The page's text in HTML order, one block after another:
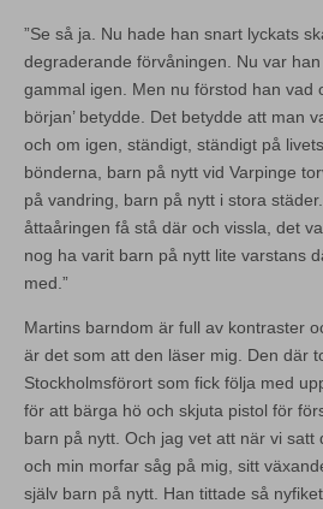
”Se så ja. Nu hade han snart lyckats
degraderande förvåningen. Nu var
gammal igen. Men nu förstod han vad
början’ betydde. Det betydde att man
och om igen, ständigt, ständigt på
bönderna, barn på nytt vid Varpinge
på vandring, barn på nytt i stora
åttaåringen få stå där och vissla, det
nog ha varit barn på nytt lite varstans
med.”
Martins barndom är full av kontraster
är det som att den läser mig. Den där
Stockholmsförort som fick följa med
för att bärga hö och skjuta pistol för
barn på nytt. Och jag vet att när vi
och min morfar såg på mig, sitt
själv barn på nytt. Han tittade så